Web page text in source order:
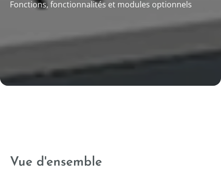
Fonctions, fonctionnalités et modules optionnels
Vue d'ensemble